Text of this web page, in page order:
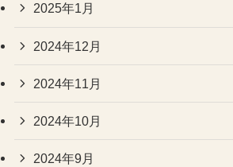
2025年1月
2024年12月
2024年11月
2024年10月
2024年9月